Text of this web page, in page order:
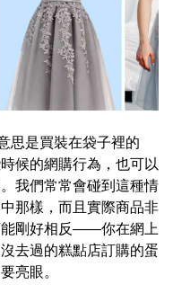
思是買裝在袋子裡的
候的網購行為，也可以
我們常常會碰到這種情
那樣，而且實際商品非
能剛好相反——你在網上
去過的糕點店訂購的蛋
亮眼。